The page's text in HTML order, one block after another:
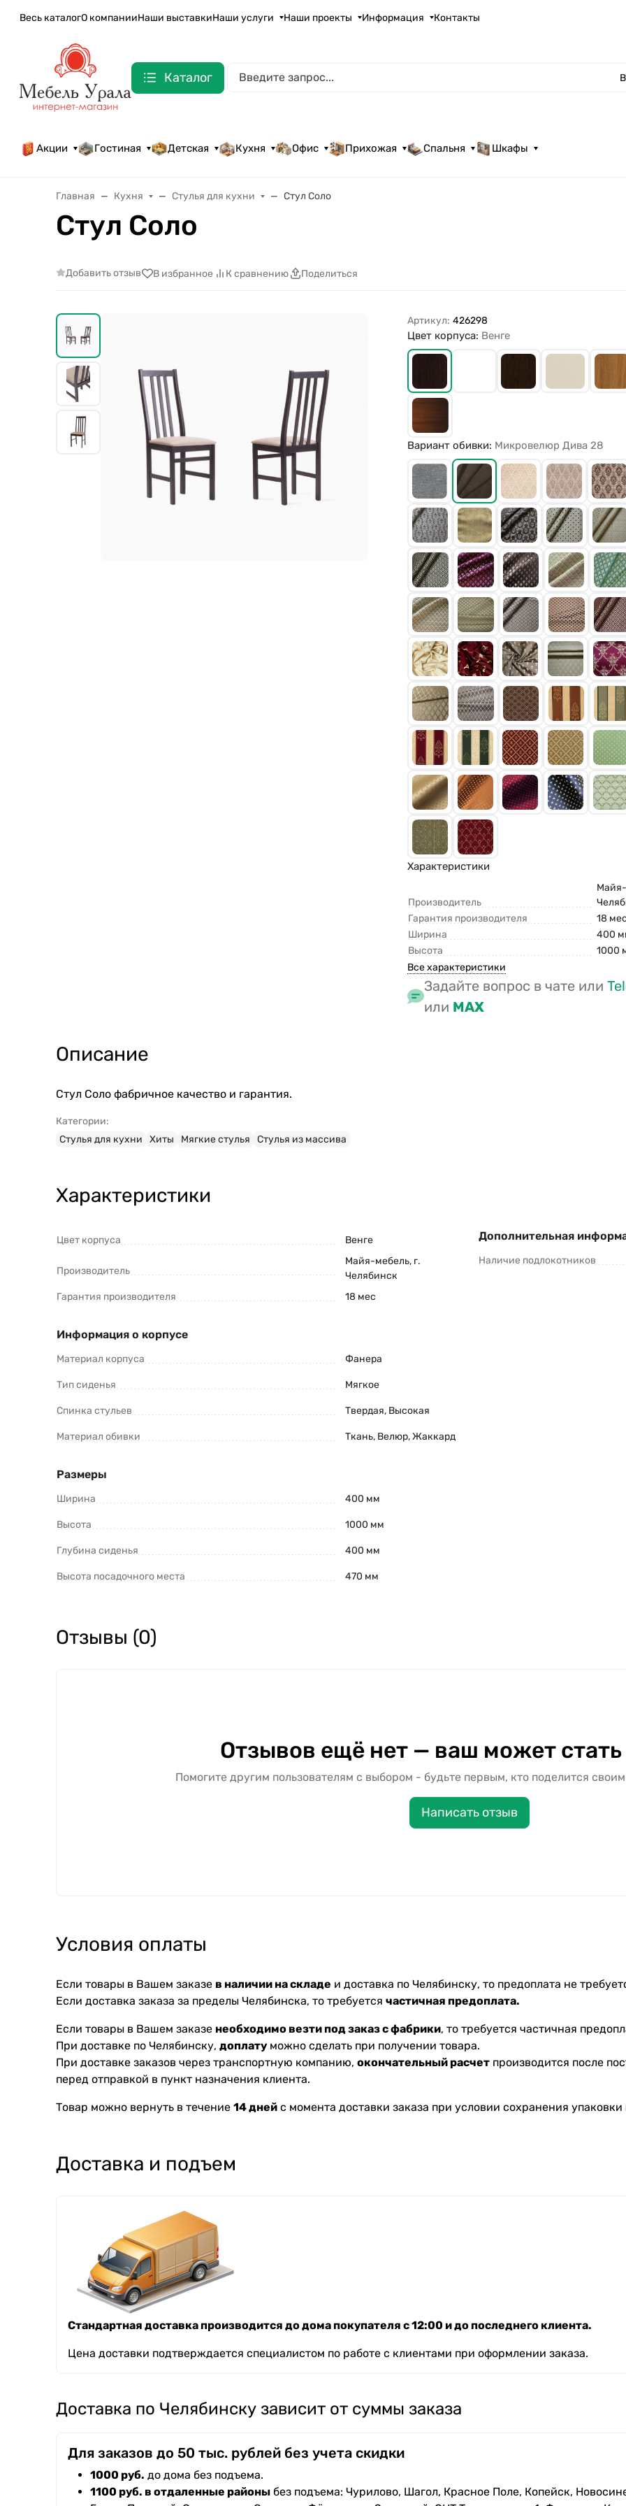
Весь каталогО компанииНаши выставкиНаши услуги Наши проекты Информация Контакты
Каталог
Акции Гостиная Детская Кухня Офис Прихожая Спальня Шкафы
Главная Кухня Стулья для кухни Стул Соло
Стул Соло
Добавить отзыв В избранное К сравнению Поделиться
Артикул: 426298
Цвет корпуса: Венге
Вариант обивки: Микровелюр Дива 28
Характеристики
Производитель
Майя-
Гарантия производителя
18 мес
Ширина
400
Высота
1000
Все характеристики
Задайте вопрос в чате или
или MAX
Описание
Стул Соло фабричное качество и гарантия.
Категории:
Стулья для кухни
Хиты Мягкие стулья Стулья из массива
Характеристики
Цвет корпуса Венге
Производитель
Майя-мебель, г.
Челябинск
Гарантия производителя
18 мес
Информация о корпусе
Материал корпуса Фанера
Тип сиденья Мягкое
Спинка стульев Твердая, Высокая
Материал обивки Ткань, Велюр, Жаккард
Размеры
Ширина 400 мм
Высота 1000 мм
Глубина сиденья 400 мм
Высота посадочного места 470 мм
Дополнительная
Наличие подлокотников
Отзывы (0)
Отзывов ещё нет — ваш может
Помогите другим пользователям с выбором - будьте первым, кто поделится
Написать отзыв
Условия оплаты
Если товары в Вашем заказе в наличии на складе и доставка по Челябинску, то предоплата не
Если доставка заказа за пределы Челябинска, то требуется частичная предоплата.
Если товары в Вашем заказе необходимо везти под заказ с фабрики, то требуется частичная
При доставке по Челябинску, доплату можно сделать при получении товара.
При доставке заказов через транспортную компанию, окончательный расчет производится после
перед отправкой в пункт назначения клиента.
Товар можно вернуть в течение 14 дней с момента доставки заказа при условии сохранения
Доставка и подъем
Стандартная доставка производится до дома покупателя с 12:00 и до последнего клиента.
Цена доставки подтверждается специалистом по работе с клиентами при оформлении заказа.
Доставка по Челябинску зависит от суммы заказа
Для заказов до 50 тыс. рублей без учета скидки
1000 руб. до дома без подъема.
1100 руб. в отдаленные районы без подъема: Чурилово, Шагол, Красное Поле, Копейск,